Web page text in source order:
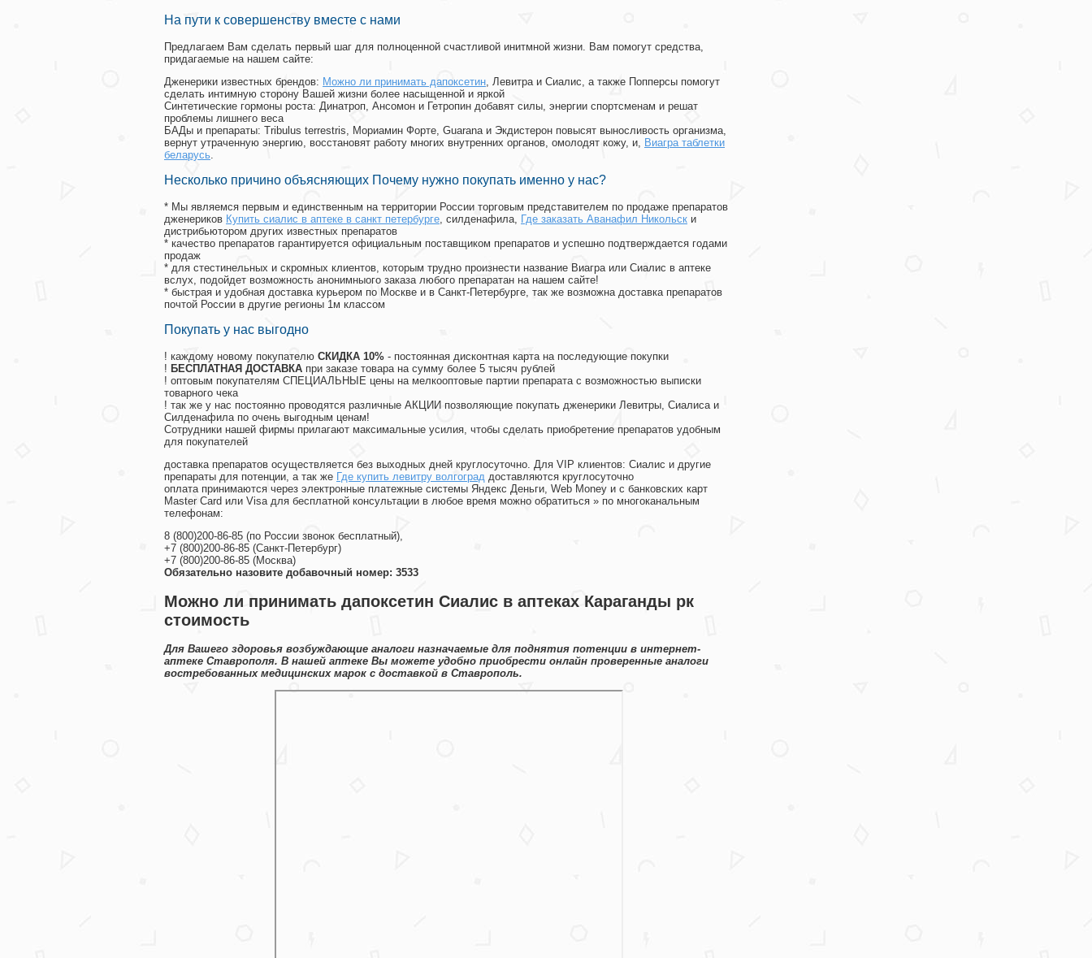
На пути к совершенству вместе с нами
Предлагаем Вам сделать первый шаг для полноценной счастливой инитмной жизни. Вам помогут средства,
придагаемые на нашем сайте:
Дженерики известных брендов: Можно ли принимать дапоксетин, Левитра и Сиалис, а также Попперсы помогут
сделать интимную сторону Вашей жизни более насыщенной и яркой
Синтетические гормоны роста: Динатроп, Ансомон и Гетропин добавят силы, энергии спортсменам и решат
проблемы лишнего веса
БАДы и препараты: Tribulus terrestris, Мориамин Форте, Guarana и Экдистерон повысят выносливость организма,
вернут утраченную энергию, восстановят работу многих внутренних органов, омолодят кожу, и, Виагра таблетки
беларусь.
Несколько причино объясняющих Почему нужно покупать именно у нас?
* Мы являемся первым и единственным на территории России торговым представителем по продаже препаратов
дженериков Купить сиалис в аптеке в санкт петербурге, силденафила, Где заказать Аванафил Никольск и
дистрибьютором других известных препаратов
* качество препаратов гарантируется официальным поставщиком препаратов и успешно подтверждается годами
продаж
* для стестинельных и скромных клиентов, которым трудно произнести название Виагра или Сиалис в аптеке
вслух, подойдет возможность анонимныого заказа любого препаратан на нашем сайте!
* быстрая и удобная доставка курьером по Москве и в Санкт-Петербурге, так же возможна доставка препаратов
почтой России в другие регионы 1м классом
Покупать у нас выгодно
! каждому новому покупателю СКИДКА 10% - постоянная дисконтная карта на последующие покупки
! БЕСПЛАТНАЯ ДОСТАВКА при заказе товара на сумму более 5 тысяч рублей
! оптовым покупателям СПЕЦИАЛЬНЫЕ цены на мелкооптовые партии препарата с возможностью выписки
товарного чека
! так же у нас постоянно проводятся различные АКЦИИ позволяющие покупать дженерики Левитры, Сиалиса и
Силденафила по очень выгодным ценам!
Cотрудники нашей фирмы прилагают максимальные усилия, чтобы сделать приобретение препаратов удобным
для покупателей
доставка препаратов осуществляется без выходных дней круглосуточно. Для VIP клиентов: Сиалис и другие
препараты для потенции, а так же Где купить левитру волгоград доставляются круглосуточно
оплата принимаются через электронные платежные системы Яндекс Деньги, Web Money и с банковских карт
Master Card или Visa для бесплатной консультации в любое время можно обратиться » по многоканальным
телефонам:
8 (800)200-86-85 (по России звонок бесплатный),
+7 (800)200-86-85 (Санкт-Петербург)
+7 (800)200-86-85 (Москва)
Обязательно назовите добавочный номер: 3533
Можно ли принимать дапоксетин Сиалис в аптеках Караганды рк
стоимость
Для Вашего здоровья возбуждающие аналоги назначаемые для поднятия потенции в интернет-
аптеке Ставрополя. В нашей аптеке Вы можете удобно приобрести онлайн проверенные аналоги
востребованных медицинских марок с доставкой в Ставрополь.